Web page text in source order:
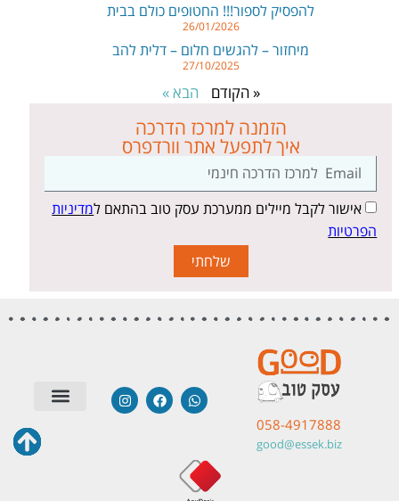
להפסיק לספור!!! החטופים כולם בבית
26/01/2026
מיחזור – להגשים חלום – דלית להב
27/10/2025
« הקודם הבא »
הזמנה למרכז הדרכה
איך לתפעל אתר וורדפרס
אישור לקבל מיילים ממערכת עסק טוב בהתאם למדיניות
הפרטיות
שלחתי
058-4917888
good@essek.biz